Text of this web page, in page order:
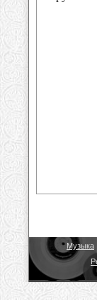
Музыка